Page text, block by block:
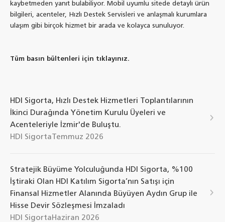
kaybetmeden yanıt bulabiliyor. Mobil uyumlu sitede detaylı ürün
bilgileri, acenteler, Hızlı Destek Servisleri ve anlaşmalı kurumlara
ulaşım gibi birçok hizmet bir arada ve kolayca sunuluyor.
Tüm basın bültenleri için tıklayınız.
HDI Sigorta, Hızlı Destek Hizmetleri Toplantılarının
İkinci Durağında Yönetim Kurulu Üyeleri ve
Acenteleriyle İzmir'de Buluştu.
HDI Sigorta Temmuz 2026
Stratejik Büyüme Yolculuğunda HDI Sigorta, %100
İştiraki Olan HDI Katılım Sigorta’nın Satışı için
Finansal Hizmetler Alanında Büyüyen Aydın Grup ile
Hisse Devir Sözleşmesi İmzaladı
HDI Sigorta Haziran 2026